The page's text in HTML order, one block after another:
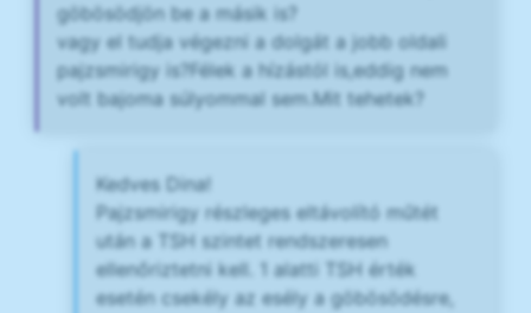
göbösödjön be a másik is?
vagy el tudja végezni a dolgát a jobb oldali
pajzsmirigy is?Félek a hízástól is,eddig nem
volt bajoma súlyommal sem.Mit tehetek?
Kedves Dina!
Pajzsmirigy részleges eltávolító műtét
után a TSH szintet rendszeresen
ellenőriztetni kell. 1 alatti TSH érték
esetén csekély az esély a göbösödésre,